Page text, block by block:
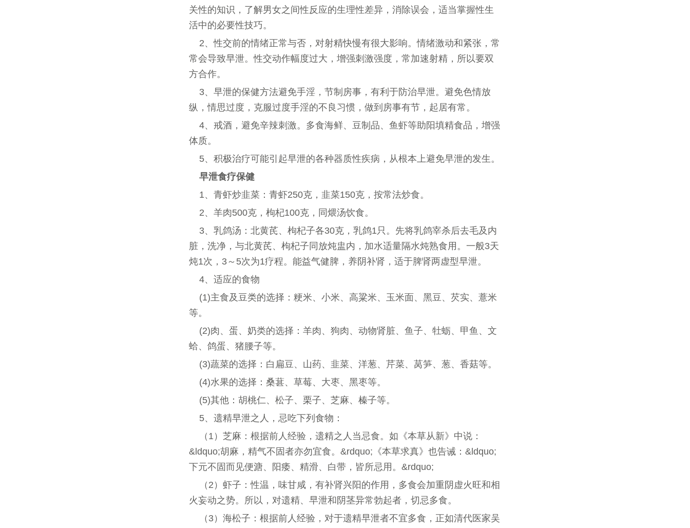
关性的知识，了解男女之间性反应的生理性差异，消除误会，适当掌握性生
活中的必要性技巧。
2、性交前的情绪正常与否，对射精快慢有很大影响。情绪激动和紧张，常
常会导致早泄。性交动作幅度过大，增强刺激强度，常加速射精，所以要双
方合作。
3、早泄的保健方法避免手淫，节制房事，有利于防治早泄。避免色情放
纵，情思过度，克服过度手淫的不良习惯，做到房事有节，起居有常。
4、戒酒，避免辛辣刺激。多食海鲜、豆制品、鱼虾等助阳填精食品，增强
体质。
5、积极治疗可能引起早泄的各种器质性疾病，从根本上避免早泄的发生。
早泄食疗保健
1、青虾炒韭菜：青虾250克，韭菜150克，按常法炒食。
2、羊肉500克，枸杞100克，同煨汤饮食。
3、乳鸽汤：北黄芪、枸杞子各30克，乳鸽1只。先将乳鸽宰杀后去毛及内
脏，洗净，与北黄芪、枸杞子同放炖盅内，加水适量隔水炖熟食用。一般3天
炖1次，3～5次为1疗程。能益气健脾，养阴补肾，适于脾肾两虚型早泄。
4、适应的食物
(1)主食及豆类的选择：粳米、小米、高粱米、玉米面、黑豆、芡实、薏米
等。
(2)肉、蛋、奶类的选择：羊肉、狗肉、动物肾脏、鱼子、牡蛎、甲鱼、文
蛤、鸽蛋、猪腰子等。
(3)蔬菜的选择：白扁豆、山药、韭菜、洋葱、芹菜、莴笋、葱、香菇等。
(4)水果的选择：桑葚、草莓、大枣、黑枣等。
(5)其他：胡桃仁、松子、栗子、芝麻、榛子等。
5、遗精早泄之人，忌吃下列食物：
（1）芝麻：根据前人经验，遗精之人当忌食。如《本草从新》中说：
&ldquo;胡麻，精气不固者亦勿宜食。&rdquo;《本草求真》也告诫：&ldquo;
下元不固而见便溏、阳痿、精滑、白带，皆所忌用。&rdquo;
（2）虾子：性温，味甘咸，有补肾兴阳的作用，多食会加重阴虚火旺和相
火妄动之势。所以，对遗精、早泄和阴茎异常勃起者，切忌多食。
（3）海松子：根据前人经验，对于遗精早泄者不宜多食，正如清代医家吴